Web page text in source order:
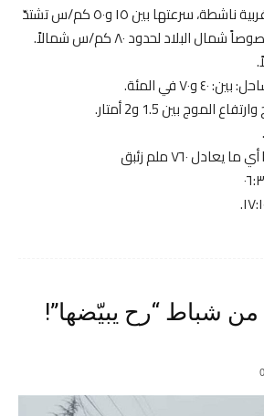
الرياح السطحية: جنوبية غربية ناشطة، سرعتها بين ١٥ و٥٠ كم/س تشتدّ
البلاد لحدود ٨٠ كم/س شمالاً.
في المئة.
الموج بين 1.5 و2 أمتار.
من شباط “رح يبيّضها”!